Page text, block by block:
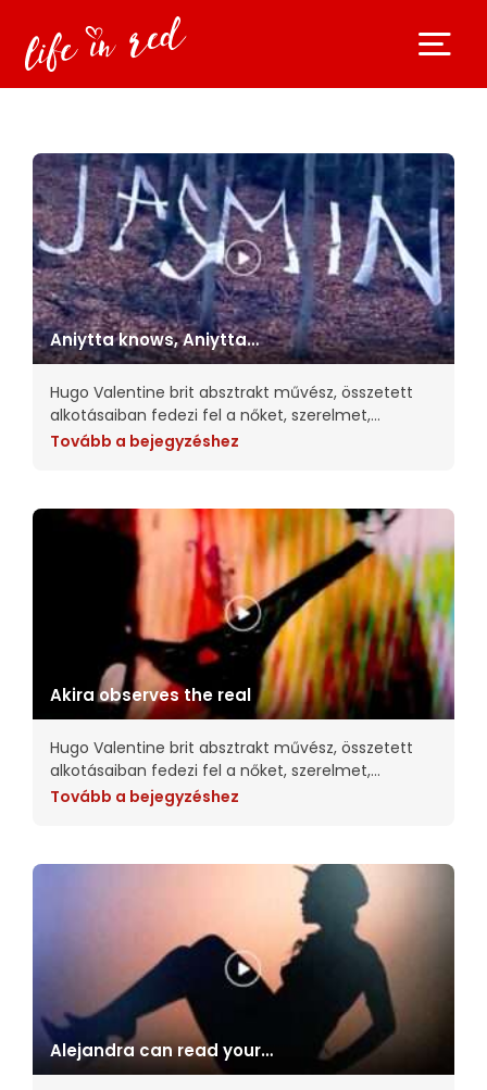
Aniytta knows, Aniytta
sees
Hugo Valentine brit absztrakt művész, összetett
alkotásaiban fedezi fel a nőket, szerelmet,
szépséget, a tökéletlenséget és az intimitást.
Tovább a bejegyzéshez
Akira observes the real
Hugo Valentine brit absztrakt művész, összetett
alkotásaiban fedezi fel a nőket, szerelmet,
szépséget, a tökéletlenséget és az intimitást.
Tovább a bejegyzéshez
Alejandra can read your
mind